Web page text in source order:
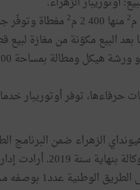
2 منها 400 2 م 2 مغطاة وتوفّر
البيع مكوّنة من مغازة لبيع قطع
و ورشة هيكل ومطالة بمساحة 200 1م
حرفاءها، توفر أوتوريبار
وكالات مع العمل
استراتيجيا يربط شمال تونس بجنوبها.